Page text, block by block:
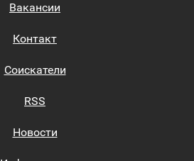
Вакансии
Контакт
Соискатели
RSS
Новости